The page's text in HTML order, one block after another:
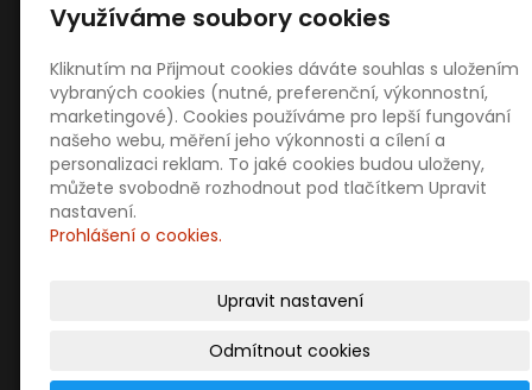
Sociální sítě
Prodejní informace
Obchodní podmínky
Ochrana osobních údajů
Využíváme soubory cookies
Kliknutím na Přijmout cookies dáváte souhlas s uložením
vybraných cookies (nutné, preferenční, výkonnostní,
marketingové). Cookies používáme pro lepší fungování
našeho webu, měření jeho výkonnosti a cílení a
personalizaci reklam. To jaké cookies budou uloženy,
můžete svobodně rozhodnout pod tlačítkem Upravit
nastavení.
Prohlášení o cookies.
Upravit nastavení
Odmítnout cookies